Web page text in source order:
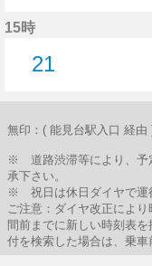
15時
21
無印：( 能見台駅入口 経由
※ 道路渋滞等により、予
承下さい。
※ 祝日は休日ダイヤで運
ご注意：ダイヤ改正によ
間前までに新しい時刻表
付を検索した場合は、乗車